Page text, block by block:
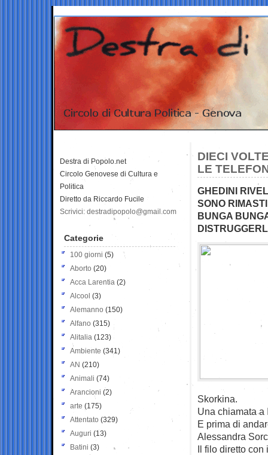
DIECI
LE
GHEDINI
SONO
BUNGA
Skorkina.
Una chiamata a
E prima di
Alessandra
Il filo diretto
Destra di Popolo.net
Circolo Genovese di Cultura e
Politica
Diretto da Riccardo Fucile
Scrivici: destradipopolo@gmail.com
Categorie
100 giorni (5)
Aborto (20)
Acca Larentia (2)
Alcool (3)
Alemanno (150)
Alfano (315)
Alitalia (123)
Ambiente (341)
AN (210)
Animali (74)
Arancioni (2)
arte (175)
Attentato (329)
Auguri (13)
Batini (3)